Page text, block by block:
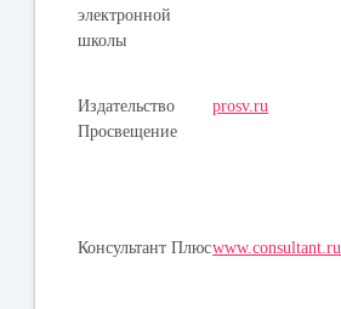
электронной
школы
Издательство
Просвещение
prosv.ru
Консультант Плюсwww.consultant.ru